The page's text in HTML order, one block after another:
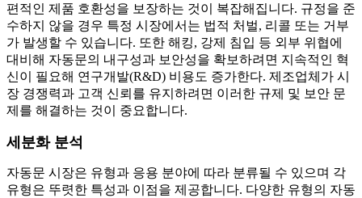
편적인 제품 호환성을 보장하는 것이 복잡해집니다. 규정을 준
수하지 않을 경우 특정 시장에서는 법적 처벌, 리콜 또는 거부
가 발생할 수 있습니다. 또한 해킹, 강제 침입 등 외부 위협에
대비해 자동문의 내구성과 보안성을 확보하려면 지속적인 혁
신이 필요해 연구개발(R&D) 비용도 증가한다. 제조업체가 시
장 경쟁력과 고객 신뢰를 유지하려면 이러한 규제 및 보안 문
제를 해결하는 것이 중요합니다.
세분화 분석
자동문 시장은 유형과 응용 분야에 따라 분류될 수 있으며 각
유형은 뚜렷한 특성과 이점을 제공합니다. 다양한 유형의 자동